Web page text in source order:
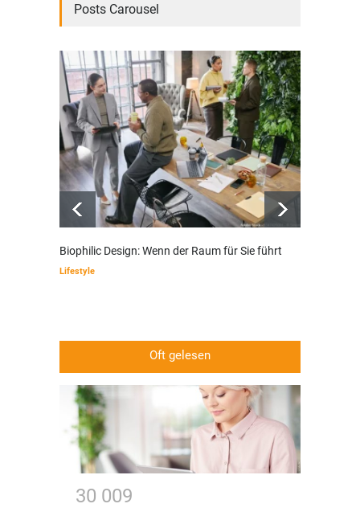
Posts Carousel
Biophilic Design: Wenn der Raum für Sie führt
Lifestyle
Oft gelesen
30 009